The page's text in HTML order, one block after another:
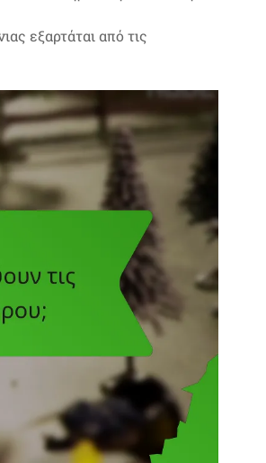
εξαρτάται από τις